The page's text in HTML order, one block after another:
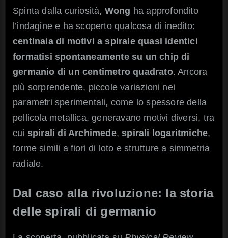
Spinta dalla curiosità, Wong ha approfondito
l’indagine e ha scoperto qualcosa di inedito:
centinaia di motivi a spirale quasi identici
formatisi spontaneamente su un chip di
germanio di un centimetro quadrato. Ancora
più sorprendente, piccole variazioni nei
parametri sperimentali, come lo spessore della
pellicola metallica, generavano motivi diversi, tra
cui spirali di Archimede,spirali logaritmiche,
forme simili a fiori di loto e strutture a simmetria
radiale.
Dal caso alla rivoluzione: la storia
delle spirali di germanio